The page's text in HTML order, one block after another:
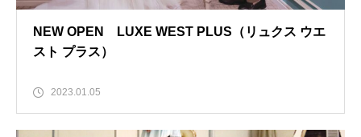
NEW OPEN LUXE WEST PLUS（リュクス ウエ
スト プラス）
2023.01.05